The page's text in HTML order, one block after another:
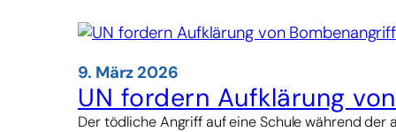
Jahren
internationaler
Freiwilligendienst
kulturweit
9. März 2026
UN fordern Aufklärung
Der tödliche Angriff auf eine Schule während